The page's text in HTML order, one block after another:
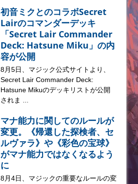
初音ミクとのコラボSecret
Lairのコマンダーデッキ
「Secret Lair Commander
Deck: Hatsune Miku」の内
容が公開
8月5日、マジック公式サイトより、
Secret Lair Commander Deck:
Hatsune Mikuのデッキリストが公開
されま ...
マナ能力に関してのルールが
変更。《帰還した探検者、セ
ルヴァラ》や《彩色の宝球》
がマナ能力ではなくなるよう
に
8月4日、マジックの重要なルールの変